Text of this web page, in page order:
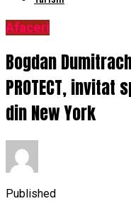
Afaceri
Bogdan
PROTECT,
din New York
Published